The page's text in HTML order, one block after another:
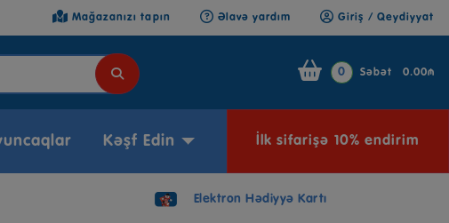
Mağazanızı tapın Əlavə yardım Giriş / Qeydiyyat
0 Səbət 0.00₼
Kəşf Edin İlk sifarişə 10% endirim
Elektron Hədiyyə Kartı